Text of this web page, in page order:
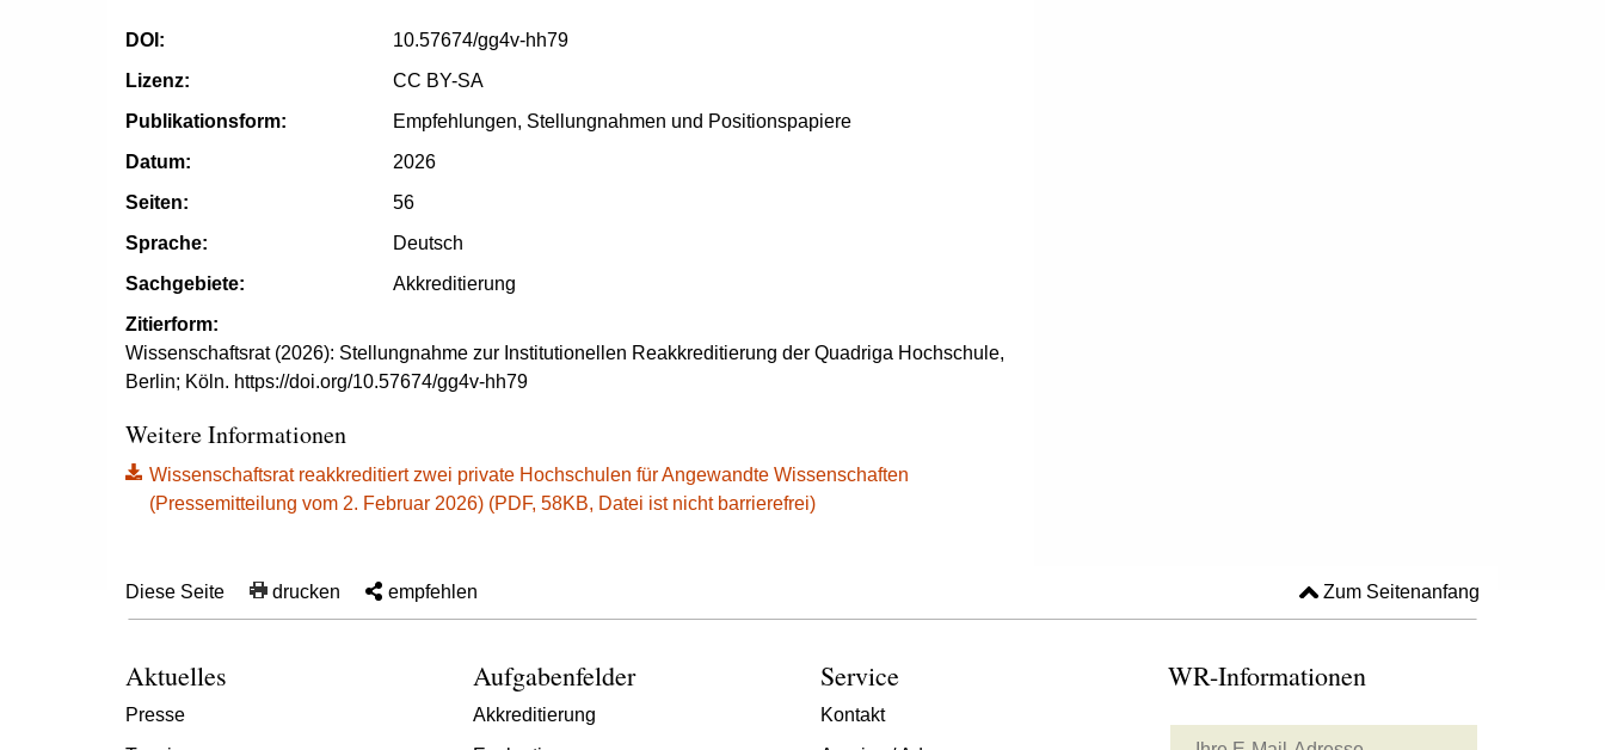
DOI:
10.57674/gg4v-hh79
Lizenz:
CC BY-SA
Publikationsform:
Empfehlungen, Stellungnahmen und Positionspapiere
Datum:
2026
Seiten:
56
Sprache:
Deutsch
Sachgebiete:
Akkreditierung
Zitierform:
Wissenschaftsrat (2026): Stellungnahme zur Institutionellen Reakkreditierung der Quadriga Hochschule,
Berlin; Köln. https://doi.org/10.57674/gg4v-hh79
Weitere Informationen
Wissenschaftsrat reakkreditiert zwei private Hochschulen für Angewandte Wissenschaften
(Pressemitteilung vom 2. Februar 2026) (PDF, 58KB, Datei ist nicht barrierefrei)
Diese Seite drucken empfehlen Zum Seitenanfang
Aktuelles
Presse
Aufgabenfelder
Akkreditierung
Service
Kontakt
WR-Informationen